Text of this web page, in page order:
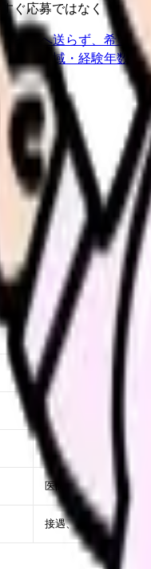
ぐ応募ではなく「今の
イトへ送らず、希望条
する 地域・経験年数・
長野県で確認すること
救急件数、病床稼働
院長方針、少人数の
オンコール回数、移
医師不在時の判断、介
接遇、営業要素、土日